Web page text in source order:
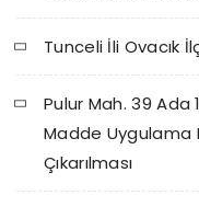
Tunceli İli Ovacık
Pulur Mah. 39 Ada
Madde Uygulama
Çıkarılması